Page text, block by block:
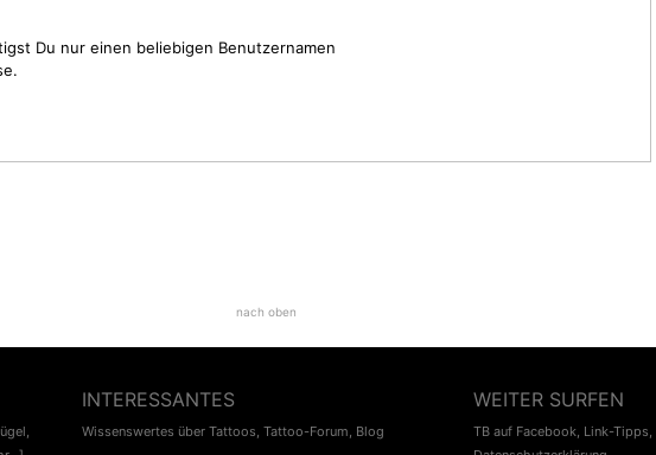
Du nur einen beliebigen Benutzernamen
nach oben
,
INTERESSANTES
Wissenswertes über Tattoos, Tattoo-Forum, Blog
WEITER SURFEN
TB auf Facebook, Link-Tipps,